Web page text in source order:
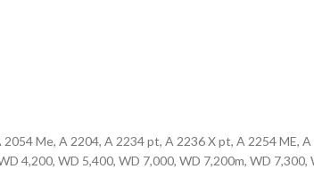
Me, A 2204, A 2234 pt, A 2236 X pt, A 2254 ME,
4,200, WD 5,400, WD 7,000, WD 7,200m, WD